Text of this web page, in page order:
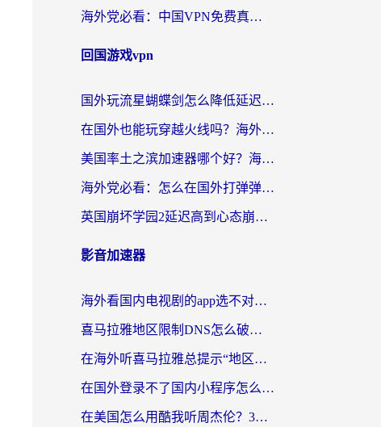
海外党必看：中国VPN免费真的靠谱吗？手把手教你选对回国加速器
回国游戏vpn
国外玩流星蝴蝶剑怎么降低延迟？海外党必看的加速秘籍（含欧洲鸣潮&彩虹岛优化攻略）
在国外也能玩穿越火线吗？海外玩家国服游戏畅玩终极指南
美国率土之滨加速器哪个好？海外党国服游戏畅玩终极指南（附多游戏解决方案）
海外党必看：怎么在国外打弹弹堂不卡？番茄加速器亲测指南
英国崩坏学园2延迟高到心态崩？海外党国服游戏加速终极指南
影音加速器
海外看国内电视剧的app选不对？这份回国加速器避坑指南帮你流畅追剧
喜马拉雅地区限制DNS怎么破？海外党听国内音乐听书的终极解决方案
在海外听喜马拉雅总提示“地区限制”？3步轻松解除+听国内音乐全攻略
在国外登录不了国内小程序怎么办？选对回国加速器，轻松解锁国内资源
在美国怎么用酷我听周杰伦？3步搞定海外听歌难题